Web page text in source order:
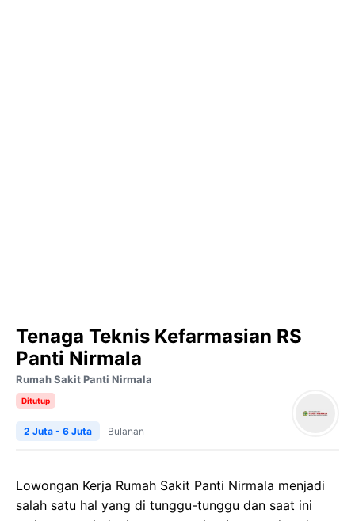
Tenaga Teknis Kefarmasian RS
Panti Nirmala
Rumah Sakit Panti Nirmala
Ditutup
2 Juta - 6 Juta Bulanan
Lowongan Kerja Rumah Sakit Panti Nirmala menjadi
salah satu hal yang di tunggu-tunggu dan saat ini